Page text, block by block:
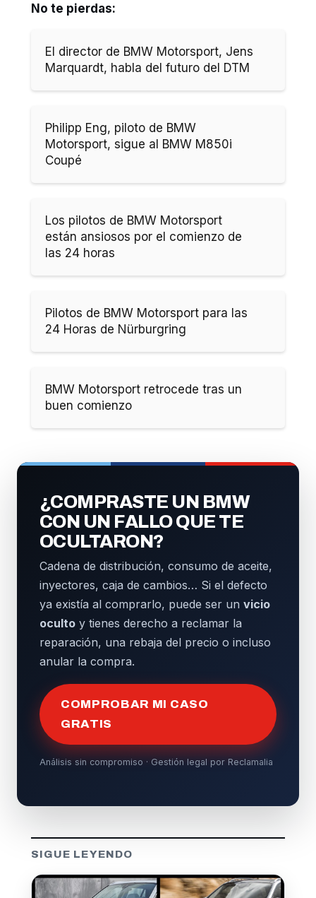
No te pierdas:
El director de BMW Motorsport, Jens
Marquardt, habla del futuro del DTM
Philipp Eng, piloto de BMW
Motorsport, sigue al BMW M850i
Coupé
Los pilotos de BMW Motorsport
están ansiosos por el comienzo de
las 24 horas
Pilotos de BMW Motorsport para las
24 Horas de Nürburgring
BMW Motorsport retrocede tras un
buen comienzo
¿COMPRASTE UN BMW
CON UN FALLO QUE TE
OCULTARON?
Cadena de distribución, consumo de aceite,
inyectores, caja de cambios… Si el defecto
ya existía al comprarlo, puede ser un vicio
oculto y tienes derecho a reclamar la
reparación, una rebaja del precio o incluso
anular la compra.
COMPROBAR MI CASO
GRATIS
Análisis sin compromiso · Gestión legal por Reclamalia
SIGUE LEYENDO